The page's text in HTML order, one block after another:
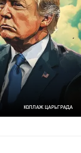
КОЛЛАЖ ЦАРЬГРАДА